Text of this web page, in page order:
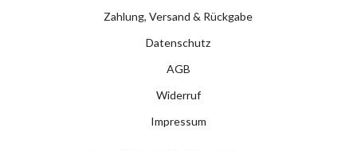
Zahlung, Versand & Rückgabe
Datenschutz
AGB
Widerruf
Impressum